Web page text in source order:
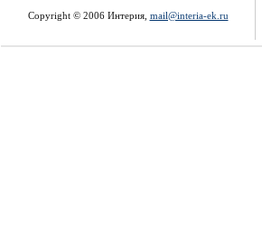
Copyright © 2006 Интерия, mail@interia-ek.ru